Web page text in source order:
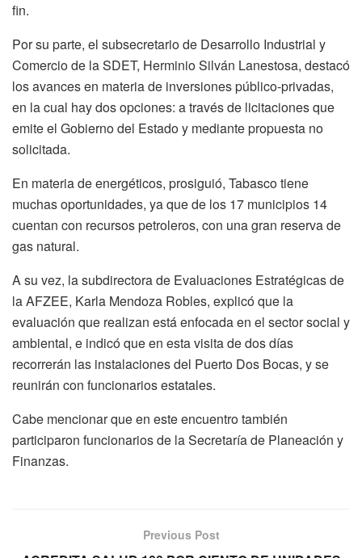
fin.
Por su parte, el subsecretario de Desarrollo Industrial y
Comercio de la SDET, Herminio Silván Lanestosa, destacó
los avances en materia de inversiones público-privadas,
en la cual hay dos opciones: a través de licitaciones que
emite el Gobierno del Estado y mediante propuesta no
solicitada.
En materia de energéticos, prosiguió, Tabasco tiene
muchas oportunidades, ya que de los 17 municipios 14
cuentan con recursos petroleros, con una gran reserva de
gas natural.
A su vez, la subdirectora de Evaluaciones Estratégicas de
la AFZEE, Karla Mendoza Robles, explicó que la
evaluación que realizan está enfocada en el sector social y
ambiental, e indicó que en esta visita de dos días
recorrerán las instalaciones del Puerto Dos Bocas, y se
reunirán con funcionarios estatales.
Cabe mencionar que en este encuentro también
participaron funcionarios de la Secretaría de Planeación y
Finanzas.
Previous Post